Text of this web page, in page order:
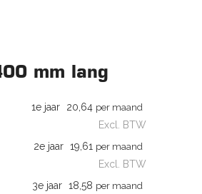
mm lang
1e jaar 20,64 per maand
Excl. BTW
2e jaar 19,61 per maand
Excl. BTW
3e jaar 18,58 per maand